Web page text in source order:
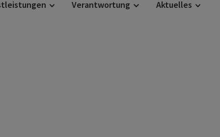
Verantwortung Aktuelles